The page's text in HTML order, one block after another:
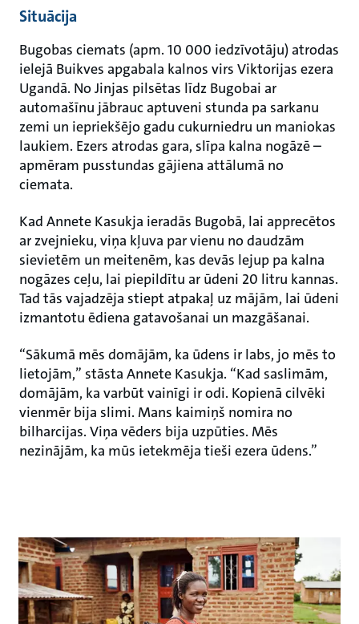
Situācija
Bugobas ciemats (apm. 10 000 iedzīvotāju) atrodas
ielejā Buikves apgabala kalnos virs Viktorijas ezera
Ugandā. No Jinjas pilsētas līdz Bugobai ar
automašīnu jābrauc aptuveni stunda pa sarkanu
zemi un iepriekšējo gadu cukurniedru un maniokas
laukiem. Ezers atrodas gara, slīpa kalna nogāzē –
apmēram pusstundas gājiena attālumā no
ciemata.
Kad Annete Kasukja ieradās Bugobā, lai apprecētos
ar zvejnieku, viņa kļuva par vienu no daudzām
sievietēm un meitenēm, kas devās lejup pa kalna
nogāzes ceļu, lai piepildītu ar ūdeni 20 litru kannas.
Tad tās vajadzēja stiept atpakaļ uz mājām, lai ūdeni
izmantotu ēdiena gatavošanai un mazgāšanai.
“Sākumā mēs domājām, ka ūdens ir labs, jo mēs to
lietojām,” stāsta Annete Kasukja. “Kad saslimām,
domājām, ka varbūt vainīgi ir odi. Kopienā cilvēki
vienmēr bija slimi. Mans kaimiņš nomira no
bilharcijas. Viņa vēders bija uzpūties. Mēs
nezinājām, ka mūs ietekmēja tieši ezera ūdens.”